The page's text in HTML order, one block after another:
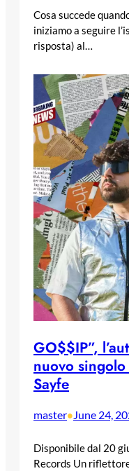
Cosa succede
iniziamo a seguire
risposta) al…
GO$$IP”,
nuovo
Sayfe
master•June 24,
Disponibile dal 20
Records Un